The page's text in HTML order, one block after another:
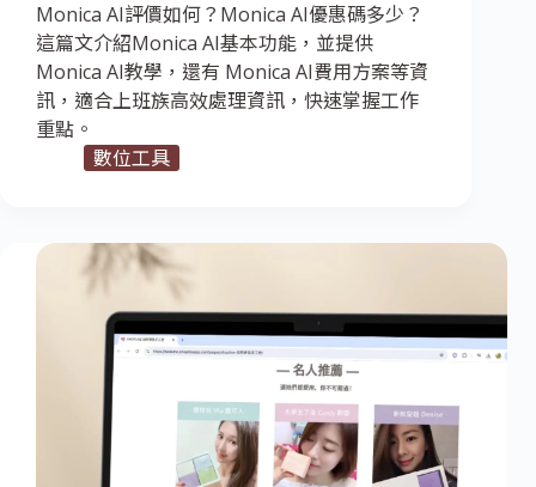
Monica AI評價如何？Monica AI優惠碼多少？
這篇文介紹Monica AI基本功能，並提供
Monica AI教學，還有 Monica AI費用方案等資
訊，適合上班族高效處理資訊，快速掌握工作
重點。
數位工具